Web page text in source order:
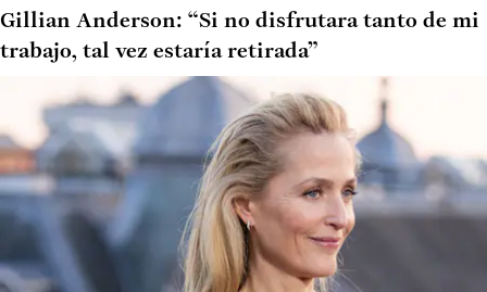
Gillian Anderson: “Si no disfrutara tanto de mi
trabajo, tal vez estaría retirada”